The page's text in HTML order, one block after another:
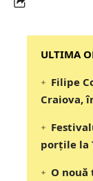
‎‎‎‎‎‎‎ULTIMA
Filipe
Craiova,
porțile la
O